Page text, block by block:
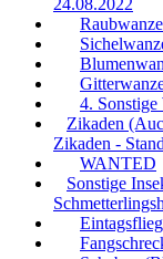
24.08.2022
4. Sonstige
Zikaden
Zikaden -
WANTED
Sonstige